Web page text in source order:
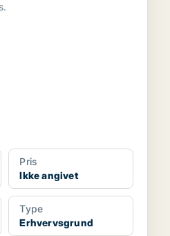
Pris
Ikke angivet
Type
Erhvervsgrund